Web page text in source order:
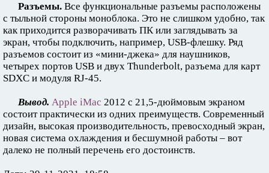
Разъемы. Все функциональные разъемы расположены
с тыльной стороны моноблока. Это не слишком удобно, так
как приходится разворачивать ПК или заглядывать за
экран, чтобы подключить, например, USB-флешку. Ряд
разъемов состоит из «мини-джека» для наушников,
четырех портов USB и двух Thunderbolt, разъема для карт
SDXC и модуля RJ-45.
Вывод. Apple iMac 2012 с 21,5-дюймовым экраном
состоит практически из одних преимуществ. Современный
дизайн, высокая производительность, превосходный экран,
новая система охлаждения и бесшумной работы – вот
далеко не полный перечень его достоинств.